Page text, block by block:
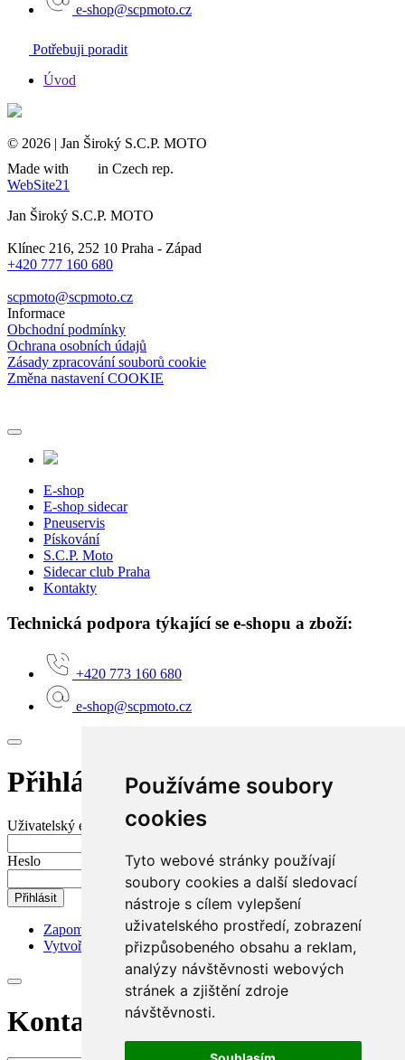
Používáme soubory
cookies
Tyto webové stránky používají
soubory cookies a další sledovací
nástroje s cílem vylepšení
uživatelského prostředí, zobrazení
přizpůsobeného obsahu a reklam,
analýzy návštěvnosti webových
stránek a zjištění zdroje
návštěvnosti.
e-shop@scpmoto.cz
Potřebuji poradit
Úvod
© 2026 | Jan Široký S.C.P. MOTO
Made with
in Czech rep.
WebSite21
Jan Široký S.C.P. MOTO
Klínec 216, 252 10 Praha - Západ
+420 777 160 680
scpmoto@scpmoto.cz
Informace
Obchodní podmínky
Ochrana osobních údajů
Zásady zpracování souborů cookie
Změna nastavení COOKIE
E-shop
E-shop sidecar
Pneuservis
Pískování
S.C.P. Moto
Sidecar club Praha
Kontakty
Technická podpora týkající se e-shopu a zboží:
+420 773 160 680
e-shop@scpmoto.cz
Přihlášení do mého účtu
Uživatelský e-mail nebo jméno
Heslo
Přihlásit
Zapomenuté heslo?
Vytvořit nový účet
Kontaktní požadavek